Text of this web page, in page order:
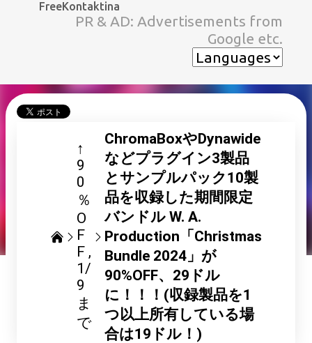
スキップしてメイン コンテンツに移動
FreeKontaktina
PR & AD: Advertisements from
Google etc.
↑
9
0
％
O
F
F
1/
9
ま
で
ChromaBoxやDynawide
などプラグイン3製品
とサンプルパック10製
品を収録した期間限定
バンドル W. A.
Production「Christmas
Bundle 2024」が
90%OFF、29ドル
に！！！(収録製品を1
つ以上所有している場
合は19ドル！)